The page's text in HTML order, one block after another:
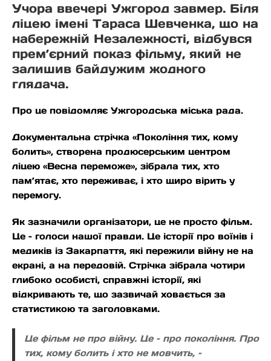
Учора ввечері Ужгород завмер. Біля
ліцею імені Тараса Шевченка, що на
набережній Незалежності, відбувся
прем’єрний показ фільму, який не
залишив байдужим жодного
глядача.
Про це повідомляє Ужгородська міська рада.
Документальна стрічка «Покоління тих, кому
болить», створена продюсерським центром
ліцею «Весна переможе», зібрала тих, хто
пам’ятає, хто переживає, і хто щиро вірить у
перемогу.
Як зазначили організатори, це не просто фільм.
Це – голоси нашої правди. Це історії про воїнів і
медиків із Закарпаття, які пережили війну не на
екрані, а на передовій. Стрічка зібрала чотири
глибоко особисті, справжні історії, які
відкривають те, що зазвичай ховається за
статистикою та заголовками.
Це фільм не про війну. Це – про покоління. Про
тих, кому болить і хто не мовчить, –